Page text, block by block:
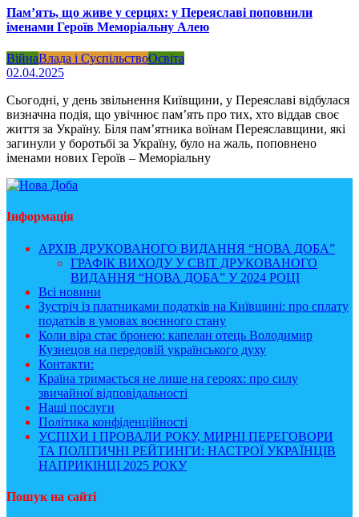
Пам’ять, що живе у серцях: у Переяславі поповнили
іменами Героїв Меморіальну Алею
ВійнаВлада і СуспільствоОсвіта
02.04.2025
Сьогодні, у день звільнення Київщини, у Переяславі відбулася
визначна подія, що увічнює пам’ять про тих, хто віддав своє
життя за Україну. Біля пам’ятника воїнам Переяславщини, які
загинули у боротьбі за Україну, було на жаль, поповнено
іменами нових Героїв – Меморіальну
Інформація
АРХІВ ДРУКОВАНОГО ВИДАННЯ “НОВА ДОБА”
ГРАФІК ВИХОДУ У СВІТ ДРУКОВАНОГО
ВИДАННЯ “НОВА ДОБА” У 2024 РОЦІ
Всі новини
Зустріч із платниками податків на Київщині: про сплату
податків в умовах воєнного стану
Коли віра стає бронею: капелан отець Володимир
Кузнецов на передовій українського духу
Контакти:
Країна тримається не лише на героях: про силу
звичайної відповідальності
Наші послуги
Політика конфіденційності
УСПІХИ І ПРОВАЛИ РОКУ, МИРНІ ПЕРЕГОВОРИ
ТА ПОЛІТИЧНІ РЕЙТИНГИ: НАСТРОЇ УКРАЇНЦІВ
НАПРИКІНЦІ 2025 РОКУ
Пошук на сайті